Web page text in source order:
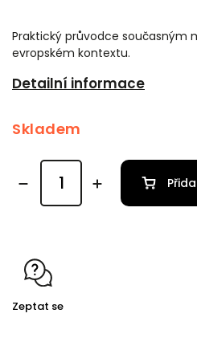
Praktický průvodce současným
evropském kontextu.
Detailní informace
Skladem
Zeptat se